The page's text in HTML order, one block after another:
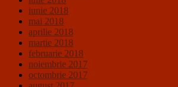
iunie 2018
mai 2018
aprilie 2018
martie 2018
februarie 2018
noiembrie 2017
octombrie 2017